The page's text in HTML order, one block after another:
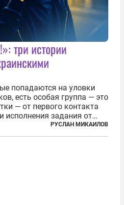
три истории
попадаются на уловки
есть особая группа — это
— от первого контакта
исполнения задания от
от двух часов до
превращают в
РУСЛАН МИКАИЛОВ